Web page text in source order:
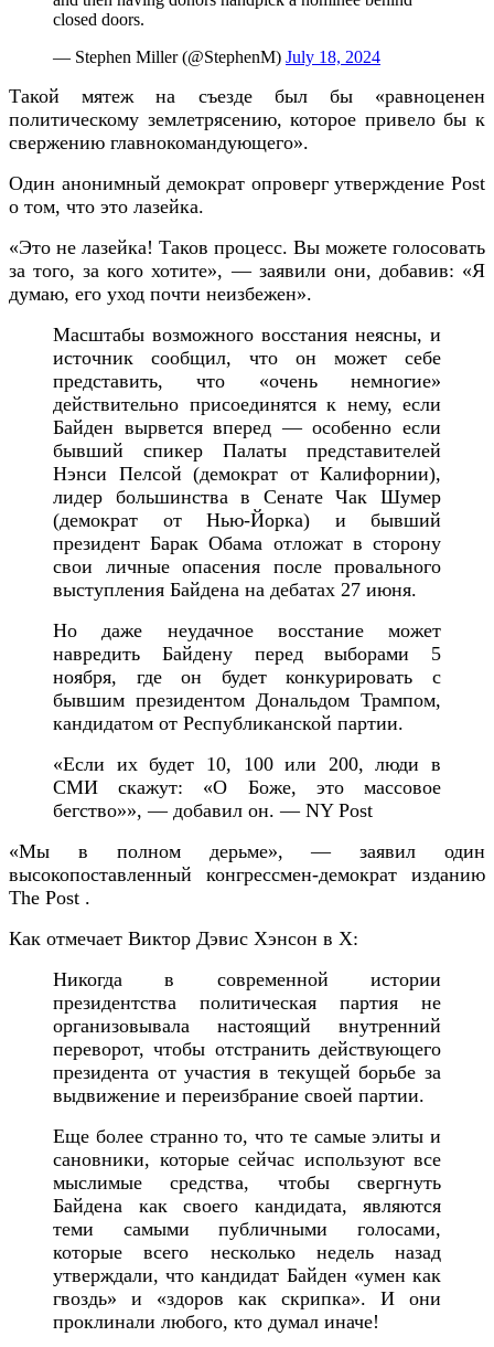
closed doors.
— Stephen Miller (@StephenM) July 18, 2024
Такой мятеж на съезде был бы «равноценен
политическому землетрясению, которое привело бы к
свержению главнокомандующего».
Один анонимный демократ опроверг утверждение Post
о том, что это лазейка.
«Это не лазейка! Таков процесс. Вы можете голосовать
за того, за кого хотите», — заявили они, добавив: «Я
думаю, его уход почти неизбежен».
Масштабы возможного восстания неясны, и
источник сообщил, что он может себе
представить, что «очень немногие»
действительно присоединятся к нему, если
Байден вырвется вперед — особенно если
бывший спикер Палаты представителей
Нэнси Пелсой (демократ от Калифорнии),
лидер большинства в Сенате Чак Шумер
(демократ от Нью-Йорка) и бывший
президент Барак Обама отложат в сторону
свои личные опасения после провального
выступления Байдена на дебатах 27 июня.
Но даже неудачное восстание может
навредить Байдену перед выборами 5
ноября, где он будет конкурировать с
бывшим президентом Дональдом Трампом,
кандидатом от Республиканской партии.
«Если их будет 10, 100 или 200, люди в
СМИ скажут: «О Боже, это массовое
бегство»», — добавил он. — NY Post
«Мы в полном дерьме», — заявил один
высокопоставленный конгрессмен-демократ изданию
The Post .
Как отмечает Виктор Дэвис Хэнсон в X:
Никогда в современной истории
президентства политическая партия не
организовывала настоящий внутренний
переворот, чтобы отстранить действующего
президента от участия в текущей борьбе за
выдвижение и переизбрание своей партии.
Еще более странно то, что те самые элиты и
сановники, которые сейчас используют все
мыслимые средства, чтобы свергнуть
Байдена как своего кандидата, являются
теми самыми публичными голосами,
которые всего несколько недель назад
утверждали, что кандидат Байден «умен как
гвоздь» и «здоров как скрипка». И они
проклинали любого, кто думал иначе!